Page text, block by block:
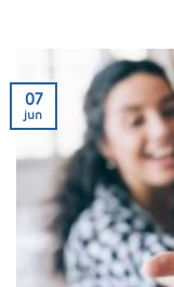
07
jun